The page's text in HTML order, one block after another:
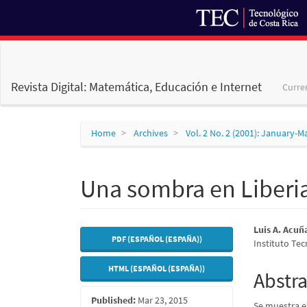
Content
Revista Digital: Matemática, Educación e Internet
Home Archives Vol. 2 No. 2 (2001): January-
Una sombra en
Article
Sidebar
PDF (ESPAÑOL (ESPAÑA))
HTML (ESPAÑOL (ESPAÑA))
Published: Mar 23, 2015
Main
Article
Luis A.
Instituto